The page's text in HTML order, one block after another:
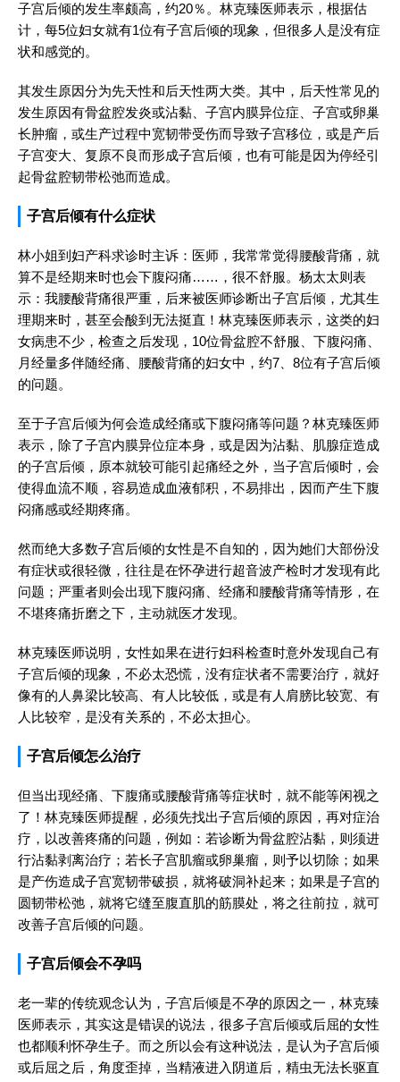
子宫后倾的发生率颇高，约20％。林克臻医师表示，根据估
计，每5位妇女就有1位有子宫后倾的现象，但很多人是没有症
状和感觉的。
其发生原因分为先天性和后天性两大类。其中，后天性常见的
发生原因有骨盆腔发炎或沾黏、子宫内膜异位症、子宫或卵巢
长肿瘤，或生产过程中宽韧带受伤而导致子宫移位，或是产后
子宫变大、复原不良而形成子宫后倾，也有可能是因为停经引
起骨盆腔韧带松弛而造成。
子宫后倾有什么症状
林小姐到妇产科求诊时主诉：医师，我常常觉得腰酸背痛，就
算不是经期来时也会下腹闷痛……，很不舒服。杨太太则表
示：我腰酸背痛很严重，后来被医师诊断出子宫后倾，尤其生
理期来时，甚至会酸到无法挺直！林克臻医师表示，这类的妇
女病患不少，检查之后发现，10位骨盆腔不舒服、下腹闷痛、
月经量多伴随经痛、腰酸背痛的妇女中，约7、8位有子宫后倾
的问题。
至于子宫后倾为何会造成经痛或下腹闷痛等问题？林克臻医师
表示，除了子宫内膜异位症本身，或是因为沾黏、肌腺症造成
的子宫后倾，原本就较可能引起痛经之外，当子宫后倾时，会
使得血流不顺，容易造成血液郁积，不易排出，因而产生下腹
闷痛感或经期疼痛。
然而绝大多数子宫后倾的女性是不自知的，因为她们大部份没
有症状或很轻微，往往是在怀孕进行超音波产检时才发现有此
问题；严重者则会出现下腹闷痛、经痛和腰酸背痛等情形，在
不堪疼痛折磨之下，主动就医才发现。
林克臻医师说明，女性如果在进行妇科检查时意外发现自己有
子宫后倾的现象，不必太恐慌，没有症状者不需要治疗，就好
像有的人鼻梁比较高、有人比较低，或是有人肩膀比较宽、有
人比较窄，是没有关系的，不必太担心。
子宫后倾怎么治疗
但当出现经痛、下腹痛或腰酸背痛等症状时，就不能等闲视之
了！林克臻医师提醒，必须先找出子宫后倾的原因，再对症治
疗，以改善疼痛的问题，例如：若诊断为骨盆腔沾黏，则须进
行沾黏剥离治疗；若长子宫肌瘤或卵巢瘤，则予以切除；如果
是产伤造成子宫宽韧带破损，就将破洞补起来；如果是子宫的
圆韧带松弛，就将它缝至腹直肌的筋膜处，将之往前拉，就可
改善子宫后倾的问题。
子宫后倾会不孕吗
老一辈的传统观念认为，子宫后倾是不孕的原因之一，林克臻
医师表示，其实这是错误的说法，很多子宫后倾或后屈的女性
也都顺利怀孕生子。而之所以会有这种说法，是认为子宫后倾
或后屈之后，角度歪掉，当精液进入阴道后，精虫无法长驱直